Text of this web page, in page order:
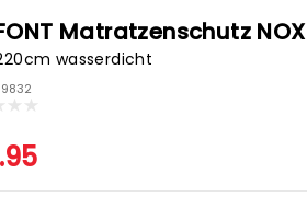
Matratzenschutz NOX
wasserdicht